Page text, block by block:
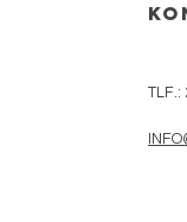
TLF.: